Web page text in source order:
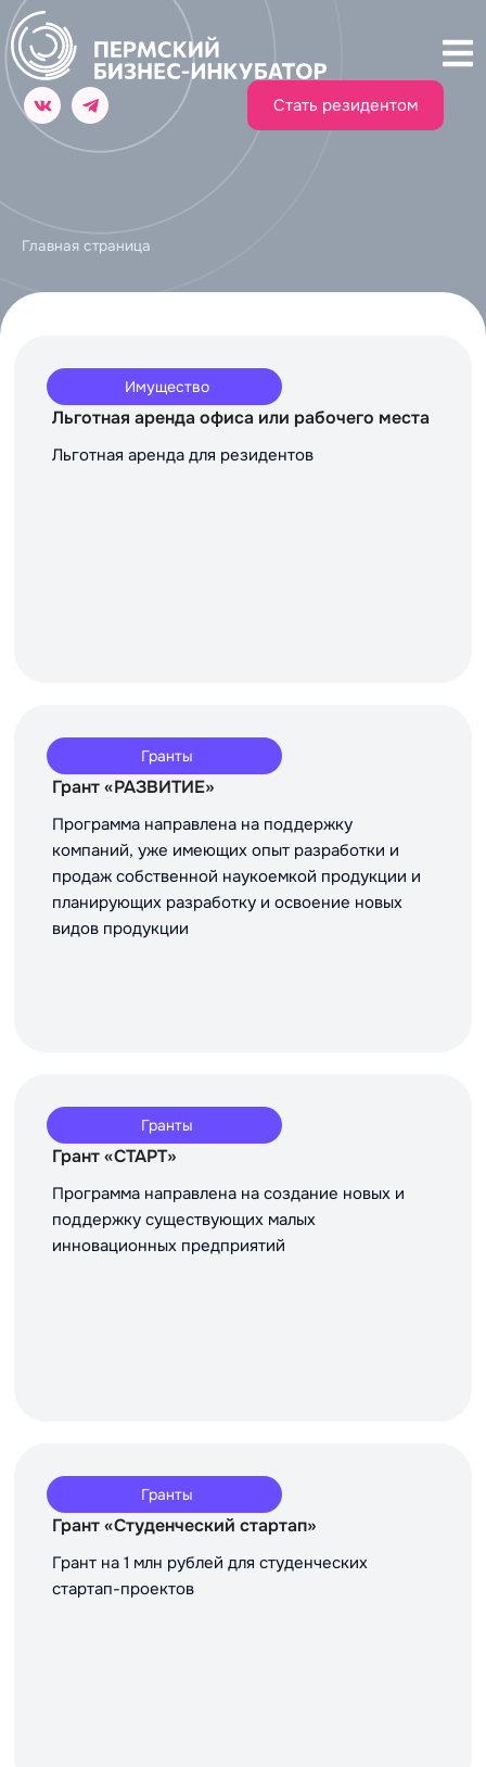
Стать резидентом
Главная страница
Имущество
Льготная аренда офиса или рабочего места
Льготная аренда для резидентов
Гранты
Грант «РАЗВИТИЕ»
Программа направлена на поддержку
компаний, уже имеющих опыт разработки и
продаж собственной наукоемкой продукции и
планирующих разработку и освоение новых
видов продукции
Гранты
Грант «СТАРТ»
Программа направлена на создание новых и
поддержку существующих малых
инновационных предприятий
Гранты
Грант «Студенческий стартап»
Грант на 1 млн рублей для студенческих
стартап-проектов